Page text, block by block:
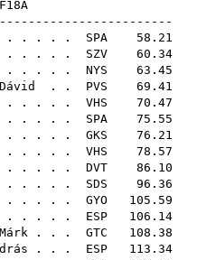
F18A
. . . . SPA 58.21
. . . . SZV 60.34
. . . . NYS 63.45
. . PVS 69.41
. . . . VHS 70.47
. . . . . SPA 75.55
. . . . . GKS 76.21
. . . . VHS 78.57
. . . . . DVT 86.10
. . . . SDS 96.36
. . . . GYO 105.59
. . . . . ESP 106.14
. . . GTC 108.38
. . . ESP 113.34